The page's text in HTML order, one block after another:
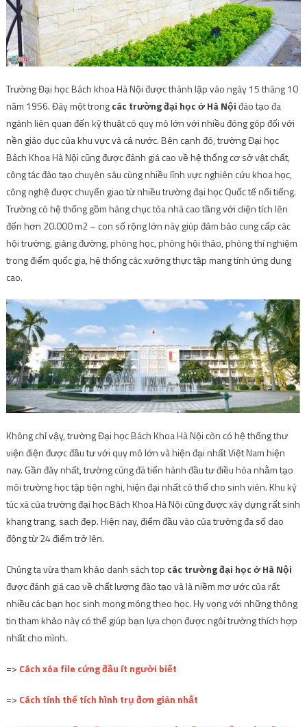
năm 1956. Đây một trongcác trường đại học ở Hà Nộiđào tạo đa
ngành liên quan đến kỹ thuật có quy mô lớn với nhiều đóng góp đối với
nền giáo dục của khu vực và cả nước. Bên cạnh đó, trường Đại học
Bách Khoa Hà Nội cũng được đánh giá cao về hệ thống cơ sở vật chất,
công nghệ được chuyển giao từ nhiều trường đại học Quốc tế nổi tiếng.
Trường có hệ thống gồm hàng chục tòa nhà cao tầng với diện tích lên
đến hơn 20.000 m2 – con số rộng lớn này giúp đảm bảo cung cấp các
hội trường, giảng đường, phòng học, phòng hội thảo, phòng thí nghiệm
trong điểm quốc gia, hệ thống các xưởng thực tập mang tính ứng dụng
cao.
Không chỉ vậy, trường Đại học Bách Khoa Hà Nội còn có hệ thống thư
viện điện được đầu tư với quy mô lớn và hiện đại nhất Việt Nam hiện
nay. Gần đây nhất, trường cũng đã tiến hành đầu tư điều hòa nhằm tạo
môi trường học tập tiện nghi, hiện đại nhất có thể cho sinh viên. Khu ký
túc xá của trường đại học Bách Khoa Hà Nội cũng được xây dựng rất sinh
động từ 24 điểm trở lên.
Chúng ta vừa tham khảo danh sách topcác trường đại học ở Hà Nội
được đánh giá cao về chất lượng đào tạo và là niềm mơ ước của rất
nhiều các bạn học sinh mong móng theo học. Hy vọng với những thông
tin tham khảo này có thể giúp bạn lựa chọn được ngôi trường thích hợp
nhất cho mình.
=>Cách xóa file cứng đầu ít người biết
=>Cách tính thể tích hình trụ đơn giản nhất
=>Cách tính phần trăm áp dụng vào một số thực tiễn cuộc sống
Post Views: 1,203
Quynh Nhu